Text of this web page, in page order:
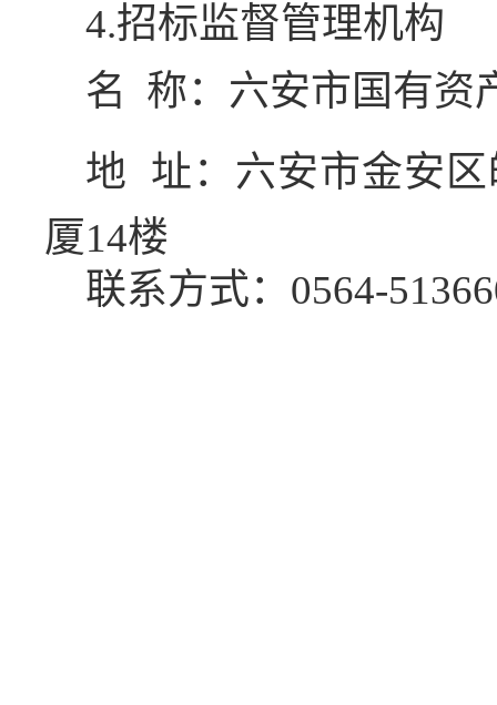
4.招标监督管理机构
名 称： 六安市国有资
地 址： 六安市金安
厦14楼
联系方式： 0564-